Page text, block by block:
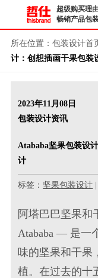
超级购买理
畅销产品包
所在位置： 包装设计首
计：创想插画干果包装
2023年11月08日
包装设计资讯
Atababa坚果包装设
计
标签： 坚果包装设计
阿塔巴巴坚果和
Atababa — 是一
味的坚果和干果
植。在过去的十